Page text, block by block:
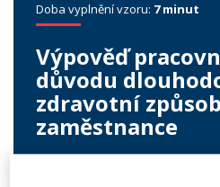
Doba vyplnění vzoru: 7 minut
Výpověď
důvodu
zdravotní
zaměstnance